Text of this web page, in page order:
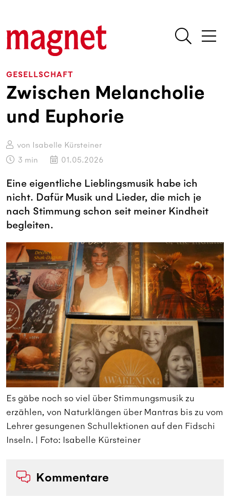
GESELLSCHAFT
Zwischen Melancholie
und Euphorie
von Isabelle Kürsteiner
3 min 01.05.2026
Eine eigentliche Lieblingsmusik habe ich
nicht. Dafür Musik und Lieder, die mich je
nach Stimmung schon seit meiner Kindheit
begleiten.
Es gäbe noch so viel über Stimmungsmusik zu
erzählen, von Naturklängen über Mantras bis zu vom
Lehrer gesungenen Schullektionen auf den Fidschi
Inseln. | Foto: Isabelle Kürsteiner
Kommentare